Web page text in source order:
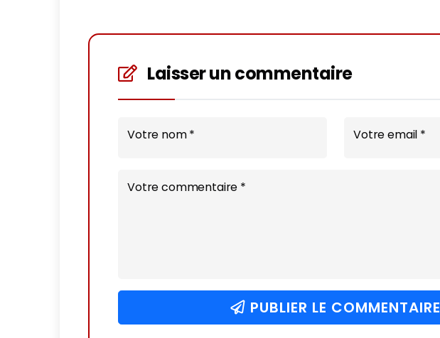
Laisser un commentaire
Votre nom * Votre email *
Votre commentaire *
PUBLIER LE COMMENTAIRE